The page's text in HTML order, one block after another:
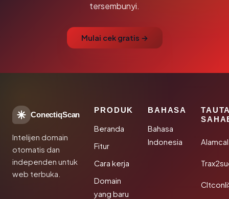
tersembunyi.
Mulai cek gratis →
ConectiqScan
Intelijen domain
otomatis dan
independen untuk
web terbuka.
PRODUK
Beranda
Fitur
Cara kerja
Domain
yang baru
BAHASA
Bahasa
Indonesia